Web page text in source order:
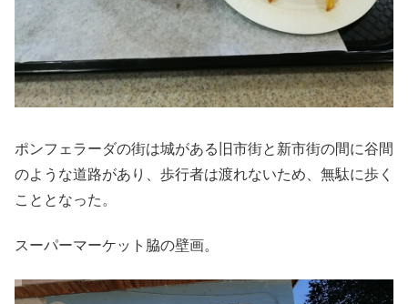
ポンフェラーダの街は城がある旧市街と新市街の間に谷間
のような道路があり、歩行者は渡れないため、無駄に歩く
こととなった。
スーパーマーケット脇の壁画。